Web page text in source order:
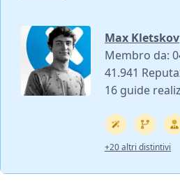
Max Kletskov
Membro da:
41.941
16 guide
+20 altri distintivi